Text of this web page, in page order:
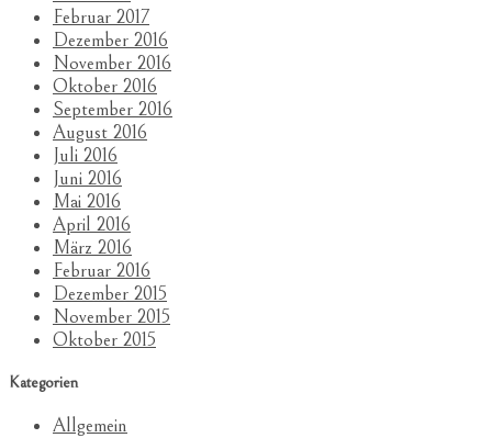
Februar 2017
Dezember 2016
November 2016
Oktober 2016
September 2016
August 2016
Juli 2016
Juni 2016
Mai 2016
April 2016
März 2016
Februar 2016
Dezember 2015
November 2015
Oktober 2015
Kategorien
Allgemein